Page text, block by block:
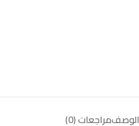
الوصفمراجعات (0)